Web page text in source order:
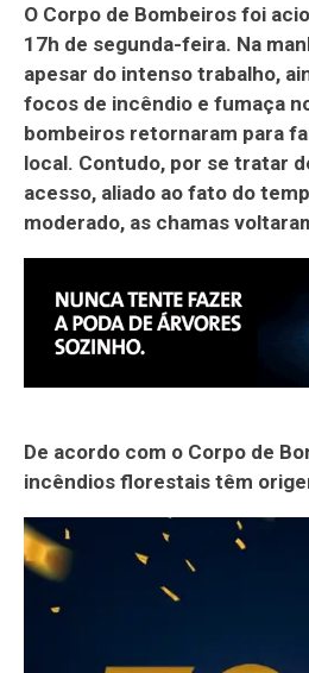
O Corpo de Bombeiros foi
17h de segunda-feira. Na
apesar do intenso trabalho,
focos de incêndio e fumaça
bombeiros retornaram para
local. Contudo, por se tratar
acesso, aliado ao fato do
moderado, as chamas
De acordo com o Corpo de
incêndios florestais têm